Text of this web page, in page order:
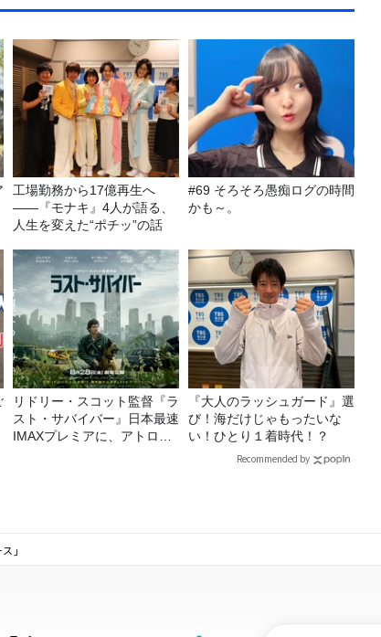
工場勤務から17億再生へ
——『モナキ』4人が語る、
人生を変えた“ポチッ”の話
#69 そろそろ愚痴ログの時間
かも～。
リドリー・スコット監督『ラ
スト・サバイバー』日本最速
IMAXプレミアに、アトロク
『大人のラッシュガード』選
び！海だけじゃもったいな
い！ひとり１着時代！？
Recommended by
」